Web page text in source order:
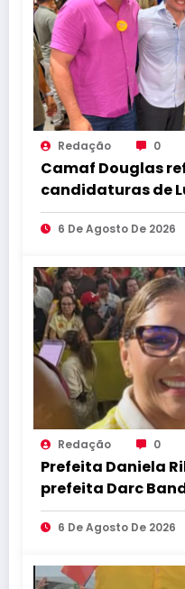
Redação 0
Camaf Douglas
candidaturas de
Hugo Motta e
durante convenção
6 De Agosto De 2026
Redação 0
Prefeita Daniela
prefeita Darc
apoio a Lucas
convenção e
6 De Agosto De 2026